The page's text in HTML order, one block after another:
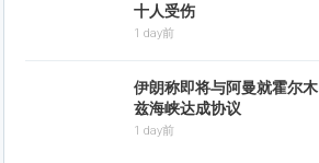
十人受伤
1 day前
伊朗称即将与阿曼就霍尔木
兹海峡达成协议
1 day前